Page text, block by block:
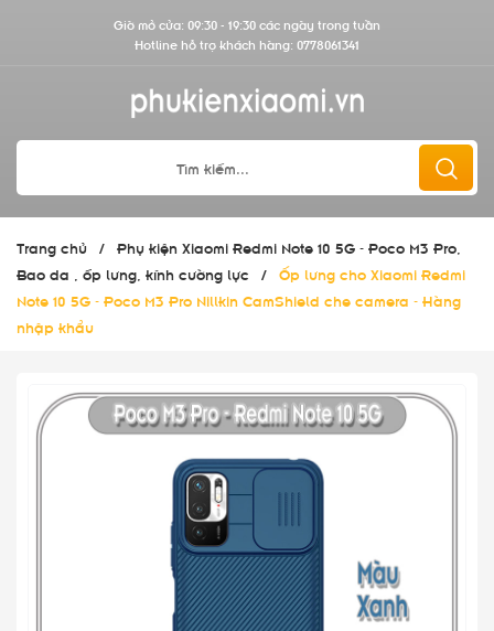
Giờ mở cửa: 09:30 - 19:30 các ngày trong tuần
Hotline hỗ trợ khách hàng: 0778061341
Trang chủ / Phụ kiện Xiaomi Redmi Note 10 5G - Poco M3 Pro,
Bao da , ốp lưng, kính cường lực
/ Ốp lưng cho Xiaomi Redmi
Note 10 5G - Poco M3 Pro Nillkin CamShield che camera - Hàng
nhập khẩu